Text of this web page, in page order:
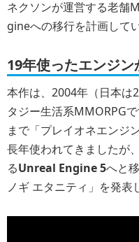
ネクソンが運営する老舗
gineへの移行を計画して
19年使ったエンジ
本作は、2004年（日本は
タジー生活系MMORPG
まで「プレイオネエンジ
長年使われてきましたが
るUnreal Engine 5へと
ノギ エタニティ」を発表